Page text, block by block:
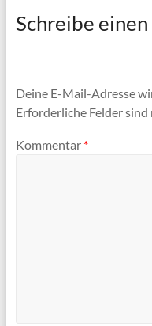
Schreibe
Deine E-Mail-Adresse
Erforderliche Felder sind
Kommentar *